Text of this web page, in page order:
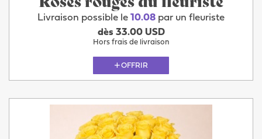
Livraison possible le 10.08 par un fleuriste
dès 33.00 USD
Hors frais de livraison
OFFRIR